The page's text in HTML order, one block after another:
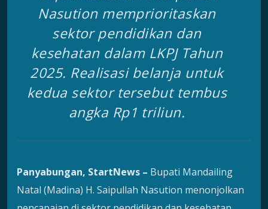
Nasution memprioritaskan
sektor pendidikan dan
kesehatan dalam LKPJ Tahun
2025. Realisasi belanja untuk
kedua sektor tersebut tembus
angka Rp1 triliun.
Panyabungan, StartNews – Bupati Mandailing
Natal (Madina) H. Saipullah Nasution menonjolkan